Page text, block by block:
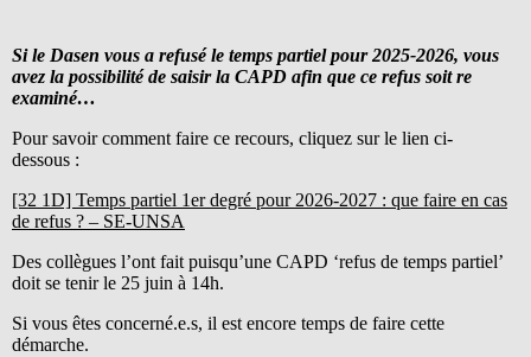
Si le Dasen vous a refusé le temps partiel pour 2025-2026, vous
avez la possibilité de saisir la CAPD afin que ce refus soit re
examiné…
Pour savoir comment faire ce recours, cliquez sur le lien ci-
dessous :
[32 1D] Temps partiel 1er degré pour 2026-2027 : que faire en cas
de refus ? – SE-UNSA
Des collègues l’ont fait puisqu’une CAPD ‘refus de temps partiel’
doit se tenir le 25 juin à 14h.
Si vous êtes concerné.e.s, il est encore temps de faire cette
démarche.